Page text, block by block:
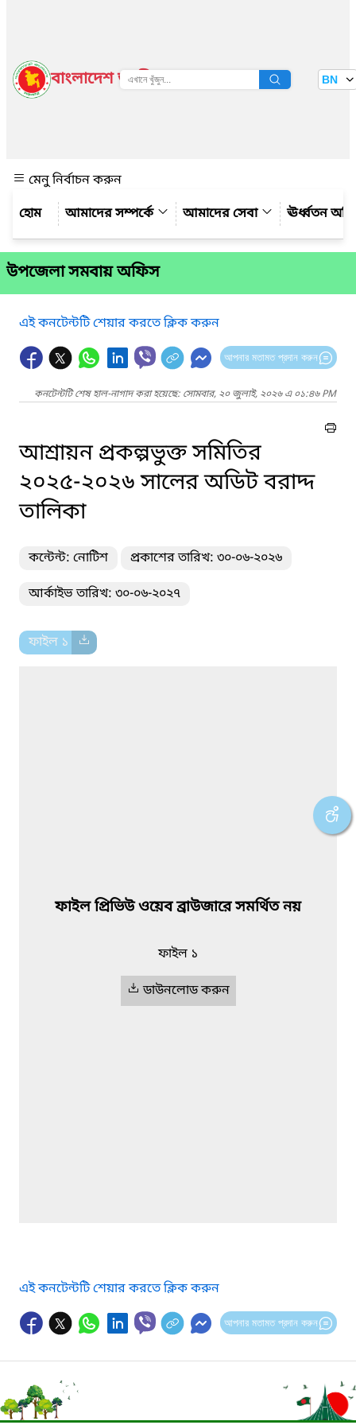
বাংলাদেশ জাতীয় তথ্য বাতায়ন BN
মেনু নির্বাচন করুন
আমাদের সম্পর্কে
আমাদের সেবা ঊর্ধ্বতন
উপজেলা সমবায় অফিস
এই কনটেন্টটি শেয়ার করতে ক্লিক করুন
আপনার মতামত প্রদান করুন
কনটেন্টটি শেষ হাল-নাগাদ করা হয়েছে: সোমবার, ২০ জুলাই, ২০২৬ এ ০১:৪৬ PM
আশ্রায়ন প্রকল্পভুক্ত সমিতির
২০২৫-২০২৬ সালের অডিট বরাদ্দ
তালিকা
কন্টেন্ট: নোটিশ প্রকাশের তারিখ: ৩০-০৬-২০২৬
আর্কাইভ তারিখ: ৩০-০৬-২০২৭
ফাইল ১
ফাইল প্রিভিউ ওয়েব ব্রাউজারে সমর্থিত নয়
ফাইল ১
ডাউনলোড করুন
এই কনটেন্টটি শেয়ার করতে ক্লিক করুন
আপনার মতামত প্রদান করুন